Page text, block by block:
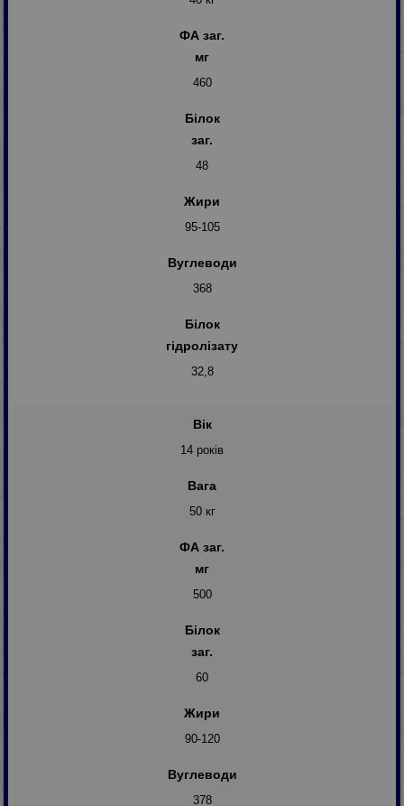
ФА заг.
мг
460
Білок
заг.
48
Жири
95-105
Вуглеводи
368
Білок
гідролізату
32,8
Вік
14 років
Вага
50 кг
ФА заг.
мг
500
Білок
заг.
60
Жири
90-120
Вуглеводи
378